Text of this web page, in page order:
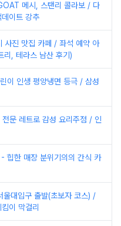
메시, 스탠리 콜라보 / 다
이트 강추
사진 맛집 카페 / 좌석 예약 아
리, 테라스 남산 후기)
이 인생 평양냉면 등극 / 삼성
문 레트로 감성 요리주점 / 인
힙한 매장 분위기의의 간식 카
대입구 출발(초보자 코스) /
이 막걸리